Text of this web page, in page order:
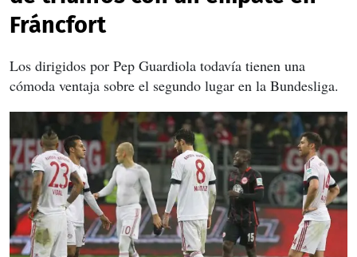
Fráncfort
Los dirigidos por Pep Guardiola todavía tienen una
cómoda ventaja sobre el segundo lugar en la Bundesliga.